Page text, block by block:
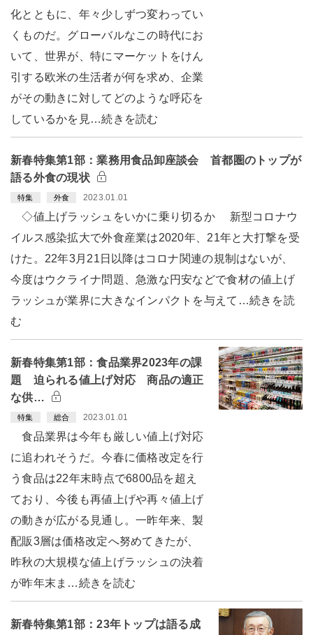
化とともに、年々少しずつ変わってい
くものだ。グローバルなこの時代にお
いて、世界が、特にマーケットをけん
引する欧米の生活者が何を求め、企業
がその動きに対してどのような呼応を
しているかを見…続きを読む
新春特集第1部：業務用食品卸座談会 首都圏のトップが
語る外食の現状
特集 外食 2023.01.01
◇値上げラッシュをいかに乗り切るか 新型コロナウ
イルス感染拡大で外食産業は2020年、21年と大打撃を受
けた。22年3月21日以降はコロナ関連の規制はないが、
今度はウクライナ問題、急激な円安などで食材の値上げ
ラッシュが業界に大きなインパクトを与えて…続きを読
む
新春特集第1部：食品業界2023年の課
題 迫られる値上げ対応 商品の適正
な供…
特集 総合 2023.01.01
食品業界は今年も厳しい値上げ対応
に追われそうだ。今春に価格改定を行
う食品は22年末時点で6800品を超え
ており、今後も再値上げや再々値上げ
の動きが広がる見通し。一昨年来、製
配販3層は価格改定へ努めてきたが、
昨秋の大規模な値上げラッシュの決着
が昨年末ま…続きを読む
新春特集第1部：23年トップは語る成